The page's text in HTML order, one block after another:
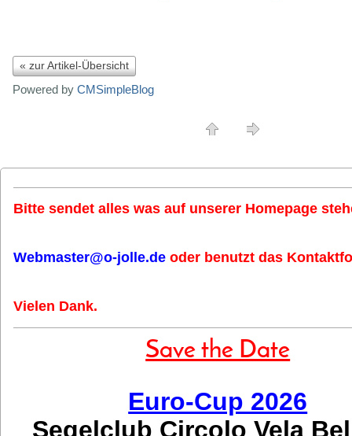
« zur Artikel-Übersicht
Powered by CMSimpleBlog
Bitte sendet alles was auf unserer Homepage
Webmaster@o-jolle.de oder benutzt das
Vielen Dank.
Save the Date
Euro-Cup 2026
Segelclub Circolo Vela